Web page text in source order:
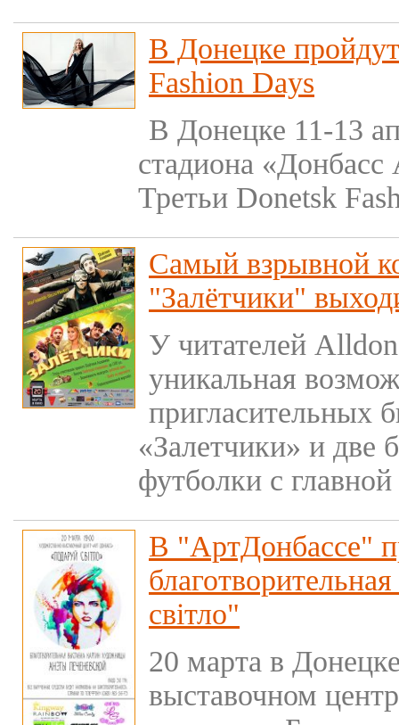
В Донецке
Fashion Days
В Донецке 11-13
стадиона «Донбасс
Третьи Donetsk
Самый взрывной
"Залётчики"
У читателей
уникальная
пригласительных
«Залетчики» и две
футболки с
В "АртДонбассе"
світло"
20 марта в
выставочном